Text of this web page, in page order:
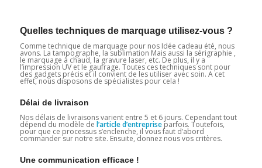
Quelles techniques de marquage utilisez-vous ?
Comme technique de marquage pour nos Idée cadeau été, nous
avons. La tampographe, la sublimation Mais aussi la sérigraphie ,
le marquage à chaud, la gravure laser, etc. De plus, il y a
l’impression UV et le gaufrage. Toutes ces techniques sont pour
des gadgets précis et il convient de les utiliser avec soin. A cet
effet, nous disposons de spécialistes pour cela !
Délai de livraison
Nos délais de livraisons varient entre 5 et 6 jours. Cependant tout
dépend du modèle de l’article d’entrepriseparfois. Toutefois,
pour que ce processus s’enclenche, il vous faut d’abord
commander sur notre site. Ensuite, donnez nous vos critères.
Une communication efficace !